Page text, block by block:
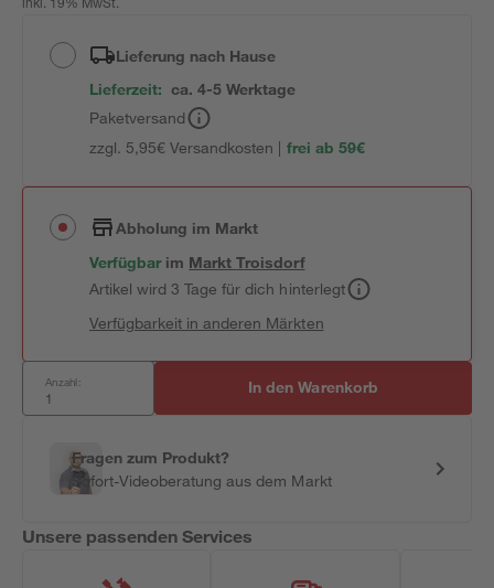
inkl. 19% MwSt.
Lieferung nach Hause
Lieferzeit: ca. 4-5 Werktage
Paketversand
zzgl. 5,95€ Versandkosten | frei ab 59€
Abholung im Markt
Verfügbar im MarktTroisdorf
Artikel wird 3 Tage für dich hinterlegt
Verfügbarkeit in anderen Märkten
Anzahl: In den Warenkorb
Fragen zum Produkt?
Sofort-Videoberatung aus dem Markt
Unsere passenden Services